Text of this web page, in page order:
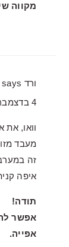
מקווה
ורד says
4 בדצמבר 2018 at 15:25
וואו, את
מעבד
זה
איפה
תודה!
אפשר
אפייה.